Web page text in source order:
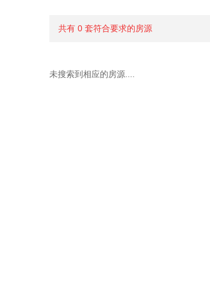
共有 0 套符合要求的房源
未搜索到相应的房源....